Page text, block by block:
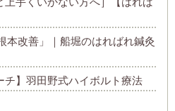
本改善」｜船堀のはればれ鍼灸
チ】羽田野式ハイボルト療法